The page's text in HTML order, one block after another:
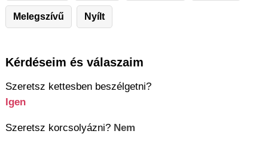
Melegszívű Nyílt
Kérdéseim és válaszaim
Szeretsz kettesben beszélgetni?
Igen
Szeretsz korcsolyázni? Nem